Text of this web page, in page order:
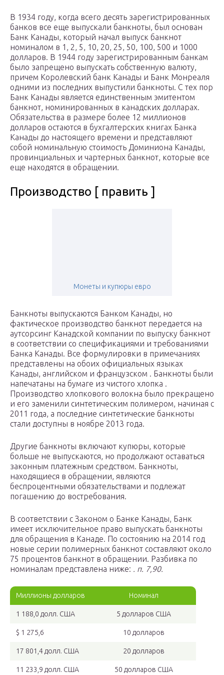
В 1934 году, когда всего десять зарегистрированных
банков все еще выпускали банкноты, был основан
Банк Канады, который начал выпуск банкнот
номиналом в 1, 2, 5, 10, 20, 25, 50, 100, 500 и 1000
долларов. В 1944 году зарегистрированным банкам
было запрещено выпускать собственную валюту,
причем Королевский банк Канады и Банк Монреаля
одними из последних выпустили банкноты. С тех пор
Банк Канады является единственным эмитентом
банкнот, номинированных в канадских долларах.
Обязательства в размере более 12 миллионов
долларов остаются в бухгалтерских книгах Банка
Канады до настоящего времени и представляют
собой номинальную стоимость Доминиона Канады,
провинциальных и чартерных банкнот, которые все
еще находятся в обращении.
Производство [ править ]
Монеты и купюры евро
Банкноты выпускаются Банком Канады, но
фактическое производство банкнот передается на
аутсорсинг Канадской компании по выпуску банкнот
в соответствии со спецификациями и требованиями
Банка Канады. Все формулировки в примечаниях
представлены на обоих официальных языках
Канады, английском и французском . Банкноты были
напечатаны на бумаге из чистого хлопка .
Производство хлопкового волокна было прекращено
и его заменили синтетическим полимером, начиная с
2011 года, а последние синтетические банкноты
стали доступны в ноябре 2013 года.
Другие банкноты включают купюры, которые
больше не выпускаются, но продолжают оставаться
законным платежным средством. Банкноты,
находящиеся в обращении, являются
беспроцентными обязательствами и подлежат
погашению до востребования.
В соответствии с Законом о Банке Канады, Банк
имеет исключительное право выпускать банкноты
для обращения в Канаде. По состоянию на 2014 год
новые серии полимерных банкнот составляют около
75 процентов банкнот в обращении. Разбивка по
номиналам представлена ​​ниже: . п. 7,90.
Миллионы долларов Номинал
1 188,0 долл. США 5 долларов США
$ 1 275,6 10 долларов
17 801,4 долл. США 20 долларов
11 233,9 долл. США 50 долларов США